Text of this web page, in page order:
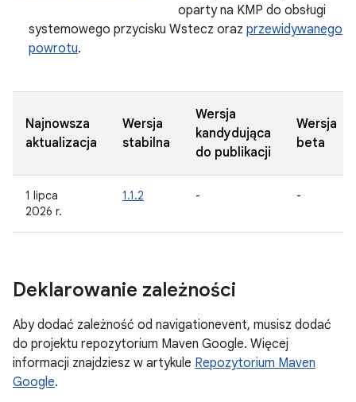
oparty na KMP do obsługi
systemowego przycisku Wstecz oraz przewidywanego
powrotu.
Najnowsza
aktualizacja
Wersja
stabilna
Wersja
kandydująca
do publikacji
Wersja
beta
1 lipca
2026 r.
1.1.2 - -
Deklarowanie zależności
Aby dodać zależność od navigationevent, musisz dodać
do projektu repozytorium Maven Google. Więcej
informacji znajdziesz w artykule Repozytorium Maven
Google.